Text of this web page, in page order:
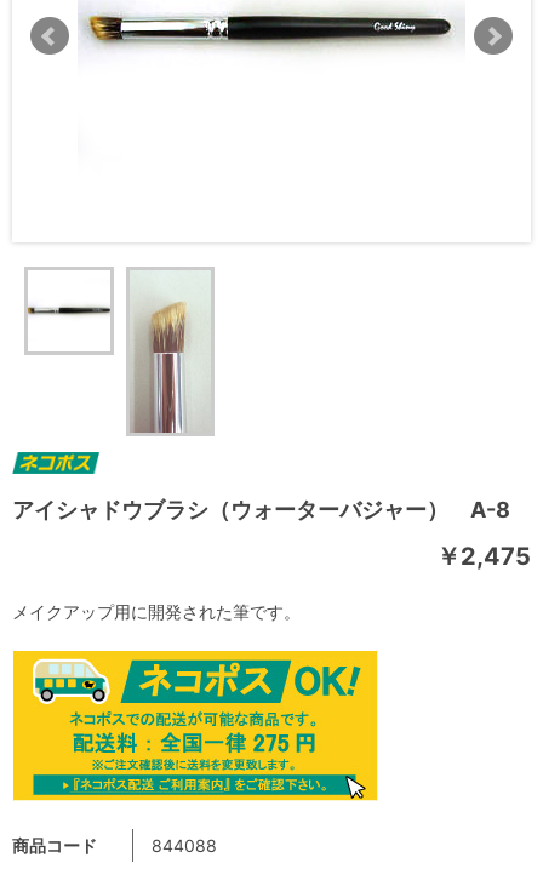
アイシャドウブラシ（ウォーターバジャー） A-8
￥2,475
商品コード 844088
メイクアップ用に開発された筆です。